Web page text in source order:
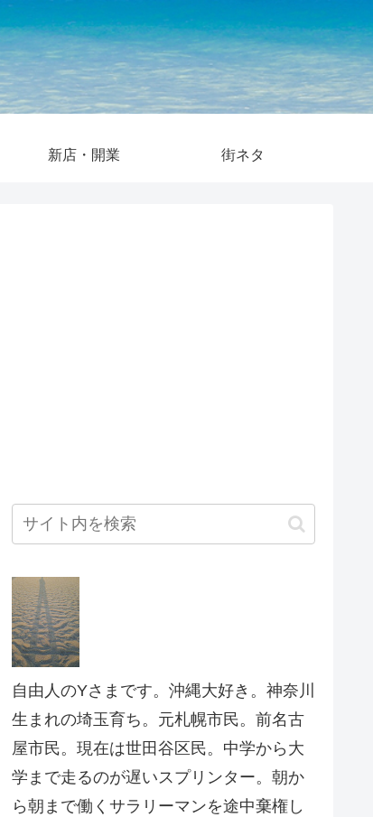
新店・開業 街ネタ
自由人のYさまです。沖縄大好き。神奈川
生まれの埼玉育ち。元札幌市民。前名古
屋市民。現在は世田谷区民。中学から大
学まで走るのが遅いスプリンター。朝か
ら朝まで働くサラリーマンを途中棄権し